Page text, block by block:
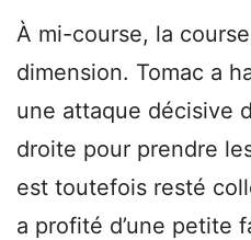
À mi-course, la
dimension. Tomac a
une attaque décisive
droite pour prendre
est toutefois resté
a profité d’une petite